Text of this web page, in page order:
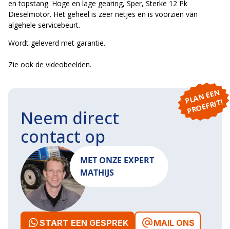
en topstang. Hoge en lage gearing, Sper, Sterke 12 Pk
Dieselmotor. Het geheel is zeer netjes en is voorzien van
algehele servicebeurt.
Wordt geleverd met garantie.
Zie ook de videobeelden.
P
L
A
N
E
E
N
P
R
O
E
F
RI
T!
Neem direct
contact op
MET ONZE EXPERT
MATHIJS
START EEN GESPREK MAIL ONS